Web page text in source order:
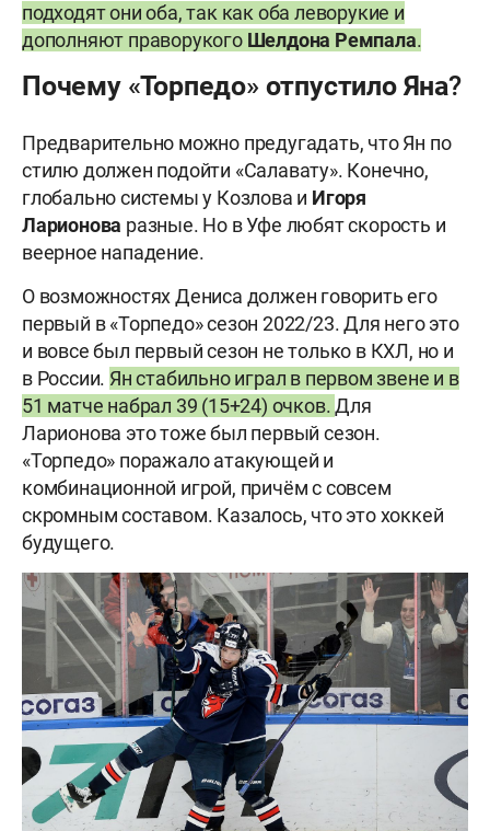
подходят они оба, так как оба леворукие и
дополняют праворукого Шелдона Ремпала.
Почему «Торпедо» отпустило Яна?
Предварительно можно предугадать, что Ян по
стилю должен подойти «Салавату». Конечно,
глобально системы у Козлова и Игоря
Ларионова разные. Но в Уфе любят скорость и
веерное нападение.
О возможностях Дениса должен говорить его
первый в «Торпедо» сезон 2022/23. Для него это
и вовсе был первый сезон не только в КХЛ, но и
в России. Ян стабильно играл в первом звене и в
51 матче набрал 39 (15+24) очков.Для
Ларионова это тоже был первый сезон.
«Торпедо» поражало атакующей и
комбинационной игрой, причём с совсем
скромным составом. Казалось, что это хоккей
будущего.